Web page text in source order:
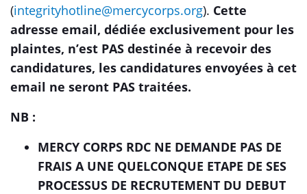
(integrityhotline@mercycorps.org). Cette
adresse email, dédiée exclusivement pour les
plaintes, n’est PAS destinée à recevoir des
candidatures, les candidatures envoyées à cet
email ne seront PAS traitées.
NB :
MERCY CORPS RDC NE DEMANDE PAS DE
FRAIS A UNE QUELCONQUE ETAPE DE SES
PROCESSUS DE RECRUTEMENT DU DEBUT